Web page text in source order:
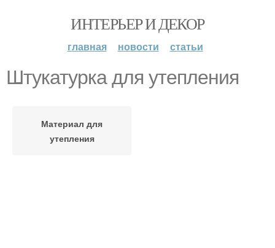
ИНТЕРЬЕР И ДЕКОР
главная новости статьи
Штукатурка для утепления
Материал для
утепления